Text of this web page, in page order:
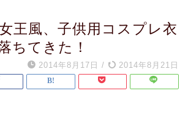
王風、子供用コスプレ衣
ちてきた！
2014年8月17日 / 2014年8月21日